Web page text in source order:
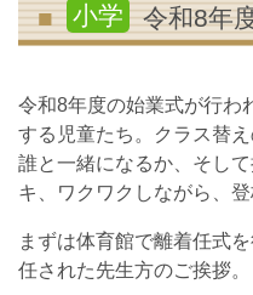
小学 令和8年
令和8年度の始業式が行わ
する児童たち。クラス替
誰と一緒になるか、そし
キ、ワクワクしながら、
まずは体育館で離着任式
任された先生方のご挨拶。